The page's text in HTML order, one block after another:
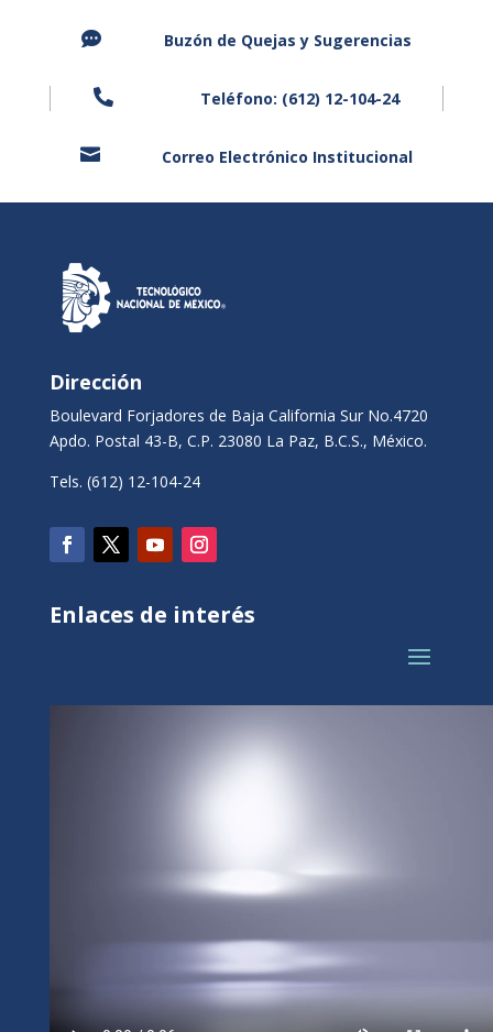
 Buzón de Quejas y Sugerencias
 Teléfono: (612) 12-104-24
 Correo Electrónico Institucional
Dirección
Boulevard Forjadores de Baja California Sur No.4720
Apdo. Postal 43-B, C.P. 23080 La Paz, B.C.S., México.
Tels. (612) 12-104-24
Enlaces de interés